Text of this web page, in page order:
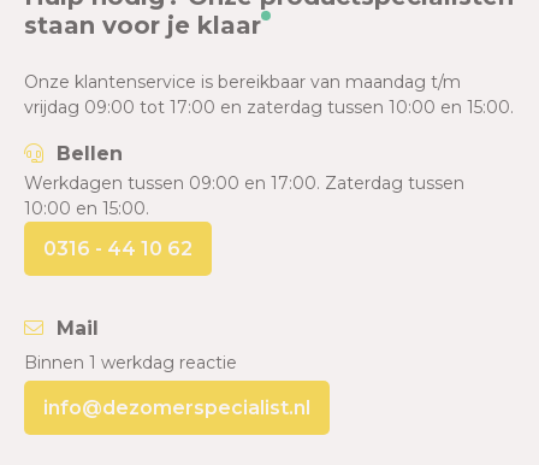
staan voor je klaar
Onze klantenservice is bereikbaar van maandag t/m
vrijdag 09:00 tot 17:00 en zaterdag tussen 10:00 en 15:00.
Bellen
Werkdagen tussen 09:00 en 17:00. Zaterdag tussen
10:00 en 15:00.
0316 - 44 10 62
Mail
Binnen 1 werkdag reactie
info@dezomerspecialist.nl